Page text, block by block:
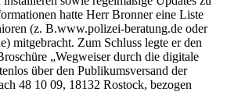
hatte Herr Bronner eine Liste
(z. B.www.polizei-beratung.de oder
mitgebracht. Zum Schluss legte er den
„Wegweiser durch die digitale
über den Publikumsversand der
48 10 09, 18132 Rostock, bezogen